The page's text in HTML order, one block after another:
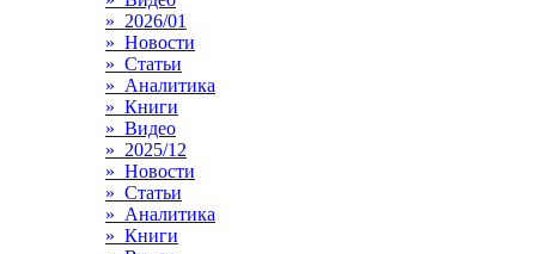
» 2026/01
» Новости
» Статьи
» Аналитика
» Книги
» Видео
» 2025/12
» Новости
» Статьи
» Аналитика
» Книги